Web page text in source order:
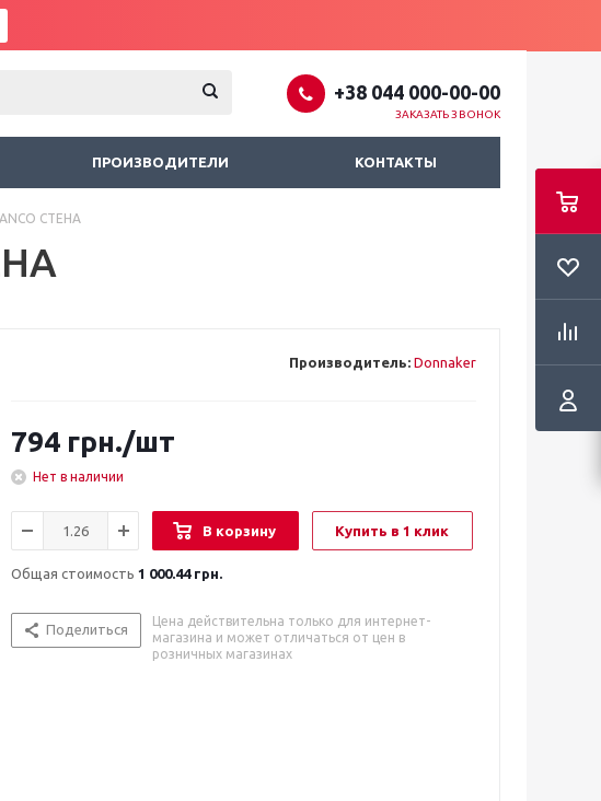
+38 044 000-00-00
ЗАКАЗАТЬ ЗВОНОК
ПРОИЗВОДИТЕЛИ КОНТАКТЫ
СТЕНА
Производитель: Donnaker
794 грн./шт
Нет в наличии
В корзину Купить в 1 клик
Общая стоимость 1 000.44 грн.
Поделиться
Цена действительна только для интернет-
магазина и может отличаться от цен в
розничных магазинах